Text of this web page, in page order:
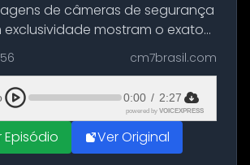
de câmeras de segurança
mostram o exato
do principal suspeito da
Araújo, de 28 anos. O crime
deste último d...
cm7brasil.com
0:00 / 2:27
powered by VOICEXPRESS
Episódio Ver Original